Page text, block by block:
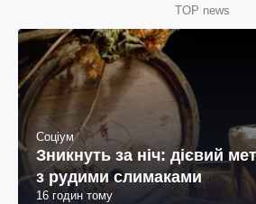
TOP news
Соціум
Зникнуть за ніч: дієвий
з рудими слимаками
16 годин тому